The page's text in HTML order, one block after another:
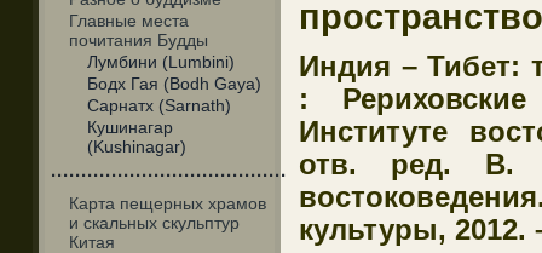
Главные места
почитания Будды
Лумбини (Lumbini)
Бодх Гая (Bodh Gaya)
Сарнатх (Sarnath)
Кушинагар
(Kushinagar)
·······································
Карта пещерных храмов
и скальных скульптур
Китая
Индия – Тибет:
:
Институте
отв. ред. В.
культуры, 2012.